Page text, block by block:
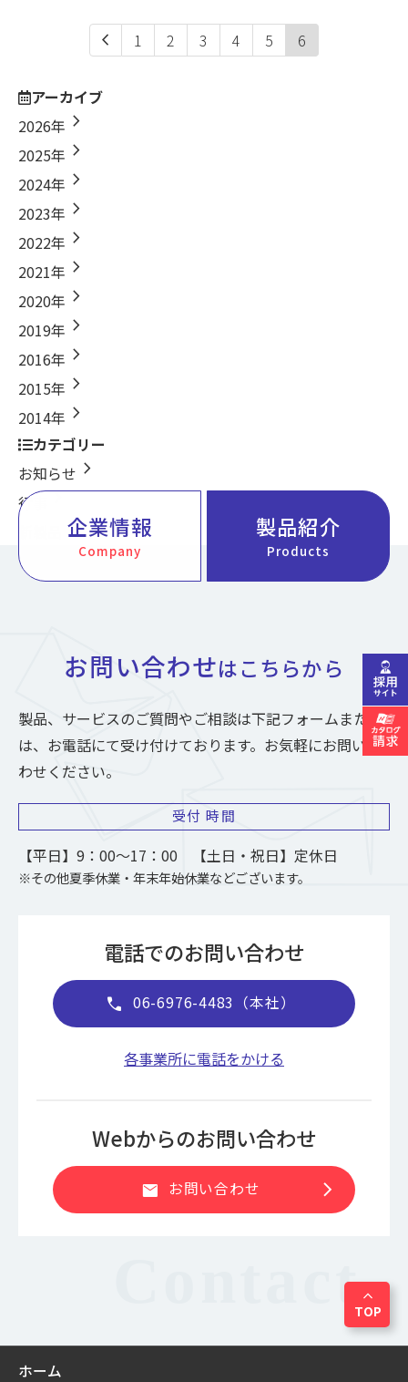
chevron_left 1 2 3 4 5 6
アーカイブ
2026年 chevron_right
2025年 chevron_right
2024年 chevron_right
2023年 chevron_right
2022年 chevron_right
2021年 chevron_right
2020年 chevron_right
2019年 chevron_right
2016年 chevron_right
2015年 chevron_right
2014年 chevron_right
カテゴリー
お知らせ chevron_right
行事 chevron_right
chevron_right
企業情報
Company
製品紹介
Products
お問い合わせはこちらから
製品、サービスのご質問やご相談は下記フォームまた
は、お電話にて受け付けております。お気軽にお問い合
わせください。
受付 時間
【平日】9：00～17：00 【土日・祝日】定休日
※その他夏季休業・年末年始休業などございます。
電話でのお問い合わせ
call 06-6976-4483（本社）
各事業所に電話をかける
Webからのお問い合わせ
mail お問い合わせ chevron_right
expand_less
TOP
ホーム